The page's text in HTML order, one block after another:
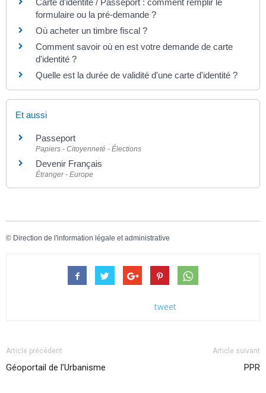
formulaire ou la pré-demande ?
Où acheter un timbre fiscal ?
Comment savoir où en est votre demande de carte
d'identité ?
Quelle est la durée de validité d'une carte d'identité ?
Et aussi
Passeport
Papiers - Citoyenneté - Élections
Devenir Français
Étranger - Europe
© Direction de l'information légale et administrative
tweet
Article précédent
Géoportail de l’Urbanisme
Article suivant
PPR